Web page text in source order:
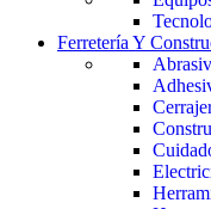
Ferretería Y